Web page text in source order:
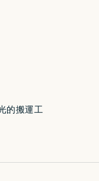
的搬運工